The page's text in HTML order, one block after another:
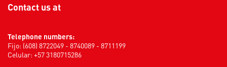
Contact us at
Telephone numbers:
Fijo: (608) 8722049 - 8740089 - 8711199
Celular: +57 3180715286